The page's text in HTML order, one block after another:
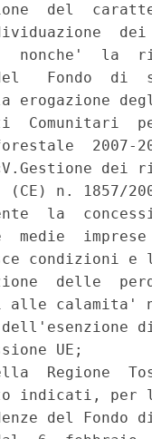
del
nonche'  la
Fondo  di
erogazione
Comunitari
2007-
dei
(CE) n. 1857/
la
condizioni e
delle
alle calamita'
UE;
Regione
indicati,
del